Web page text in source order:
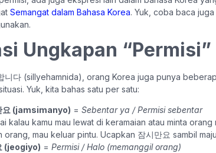
Semangat dalam Bahasa Korea. Yuk, coba baca
Ungkapan
니다 (sillyehamnida), orang Korea juga punya
Yuk, kita bahas satu per satu:
요 (jamsimanyo) = Sebentar ya / Permisi sebentar
kalau kamu mau lewat di keramaian atau minta
orang, mau keluar pintu. Ucapkan 잠시만요 sambil
(jeogiyo) = Permisi / Halo (memanggil orang)